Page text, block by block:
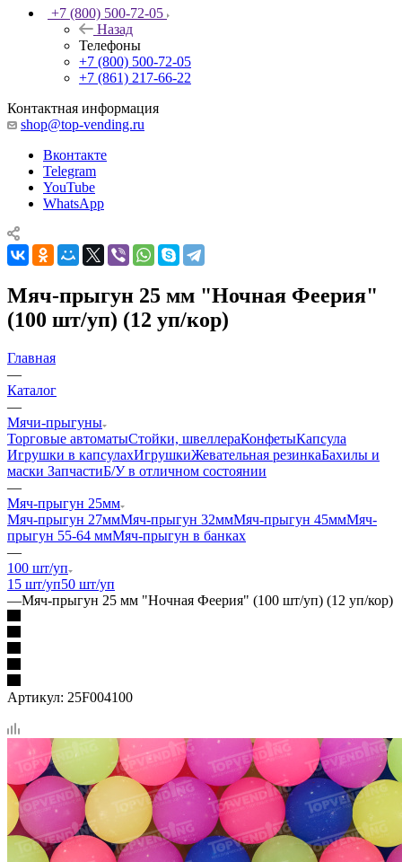
+7 (800) 500-72-05
Назад
Телефоны
+7 (800) 500-72-05
+7 (861) 217-66-22
Контактная информация
shop@top-vending.ru
Вконтакте
Telegram
YouTube
WhatsApp
Мяч-прыгун 25 мм "Ночная Феерия"
(100 шт/уп) (12 уп/кор)
Главная
—
Каталог
—
Мячи-прыгуны
Торговые автоматыСтойки, швеллераКонфетыКапсула
Игрушки в капсулахИгрушкиЖевательная резинкаБахилы и
маски ЗапчастиБ/У в отличном состоянии
—
Мяч-прыгун 25мм
Мяч-прыгун 27ммМяч-прыгун 32ммМяч-прыгун 45ммМяч-
прыгун 55-64 ммМяч-прыгун в банках
—
100 шт/уп
15 шт/уп50 шт/уп
—Мяч-прыгун 25 мм "Ночная Феерия" (100 шт/уп) (12 уп/кор)
Артикул: 25F004100